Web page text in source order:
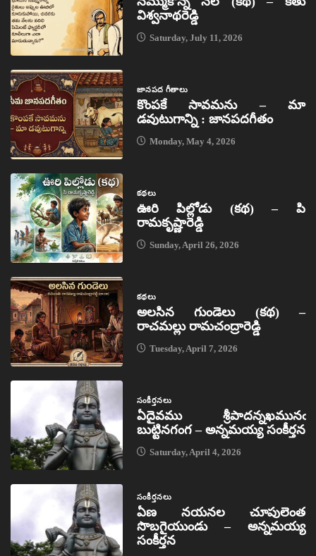
విశ్వనాథరెడ్డి
Saturday, July 11, 2026
జానపద గీతాలు
కొంపకే సావమను – మా
డవుటుగాన్ని : జానపదగీతం
Monday, May 4, 2026
కథలు
ఊరి పిల్లోడు (కథ) – పి
రామకృష్ణారెడ్డి
Sunday, April 26, 2026
కథలు
అలసిన గుండెలు (కథ) –
రాచమల్లు రామచంద్రారెడ్డి
Tuesday, April 7, 2026
సంకీర్తనలు
ఏదైవము శ్రీపాదన్నఖమునఁ
బుట్టినగంగ – అన్నమయ్య సంకీర్తన
Saturday, April 4, 2026
సంకీర్తనలు
ఏణ నయనల చూపులెంత
సొబగైయుండు – అన్నమయ్య
సంకీర్తన